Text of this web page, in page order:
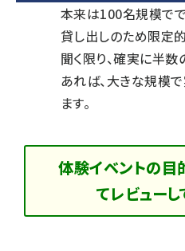
本来は100名規模で
貸し出しのため限定
聞く限り、確実に半
あれば、大きな規模
ます。
体験イベントの目
てレビューし